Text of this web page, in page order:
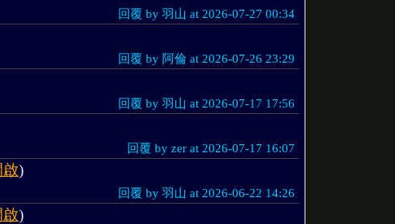
回覆 by 羽山 at 2026-07-27 00:34
回覆 by 阿倫 at 2026-07-26 23:29
回覆 by 羽山 at 2026-07-17 17:56
回覆 by zer at 2026-07-17 16:07
啟)
回覆 by 羽山 at 2026-06-22 14:26
啟)